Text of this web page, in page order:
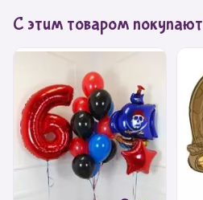
С этим товаром покупают